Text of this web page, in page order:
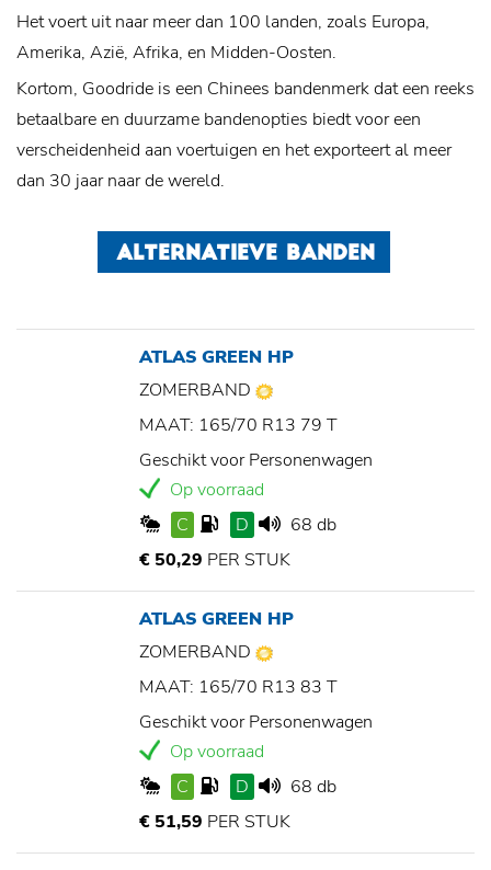
Het voert uit naar meer dan 100 landen, zoals Europa,
Amerika, Azië, Afrika, en Midden-Oosten.
Kortom, Goodride is een Chinees bandenmerk dat een reeks
betaalbare en duurzame bandenopties biedt voor een
verscheidenheid aan voertuigen en het exporteert al meer
dan 30 jaar naar de wereld.
ALTERNATIEVE BANDEN
ATLAS GREEN HP
ZOMERBAND
MAAT: 165/70 R13 79 T
Geschikt voor Personenwagen
Op voorraad
C
D
68 db
€ 50,29 PER STUK
ATLAS GREEN HP
ZOMERBAND
MAAT: 165/70 R13 83 T
Geschikt voor Personenwagen
Op voorraad
C
D
68 db
€ 51,59 PER STUK